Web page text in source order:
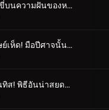
ตอนที่ 5 บิน ขี่บนความฝันของหญิงสาว
ตอนที่ 6 มนุษย์เห็ด! มือปีศาจนั้นเย็นชา
ตอนที่ 7 แมนทิส! พิธีอันน่าสยดสยอง